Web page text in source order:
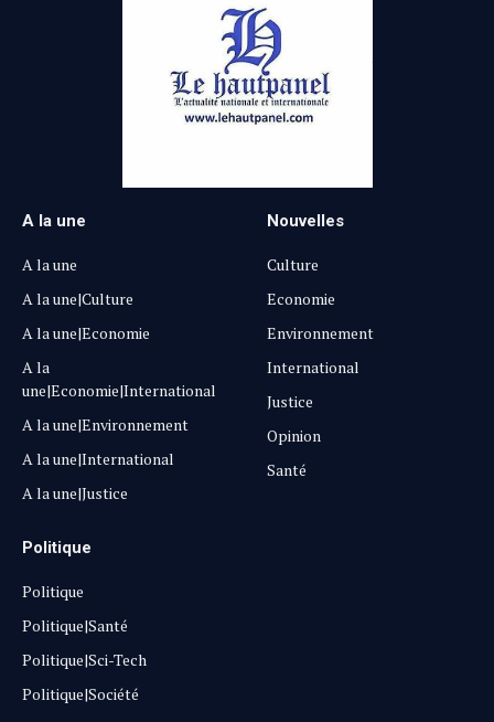
A la une
A la une
A la une|Culture
A la une|Economie
A la
une|Economie|International
A la une|Environnement
A la une|International
A la une|Justice
Nouvelles
Culture
Economie
Environnement
International
Justice
Opinion
Santé
Politique
Politique
Politique|Santé
Politique|Sci-Tech
Politique|Société